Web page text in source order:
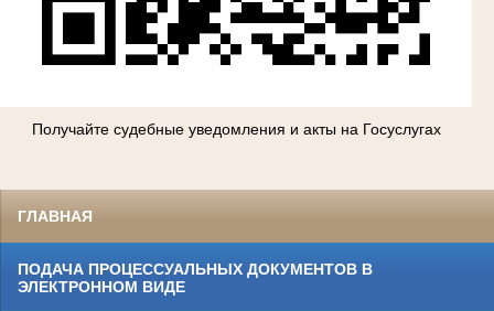
Получайте судебные уведомления и акты на Госуслугах
ГЛАВНАЯ
ПОДАЧА ПРОЦЕССУАЛЬНЫХ ДОКУМЕНТОВ В
ЭЛЕКТРОННОМ ВИДЕ